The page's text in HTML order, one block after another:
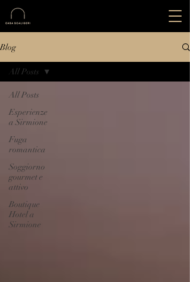
Blog
All Posts
Esperienze
a Sirmione
Fuga
romantica
Soggiorno
gourmet e
attivo
Boutique
Hotel a
Sirmione
All Posts